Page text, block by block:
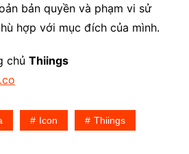
bản quyền và phạm vi sử
hợp với mục đích của mình.
chủ Thiings
Icon Thiings